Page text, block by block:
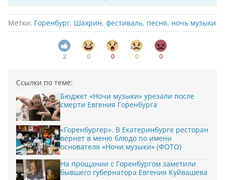
Метки: Горенбург, Шахрин, фестиваль, песня, ночь музыки
2 0 0 0 0
Ссылки по теме:
Бюджет «Ночи музыки» урезали после
смерти Евгения Горенбурга
«Горенбургер». В Екатеринбурге ресторан
вернет в меню блюдо по имени
основателя «Ночи музыки» (ФОТО)
На прощании с Горенбургом заметили
бывшего губернатора Евгения Куйвашева